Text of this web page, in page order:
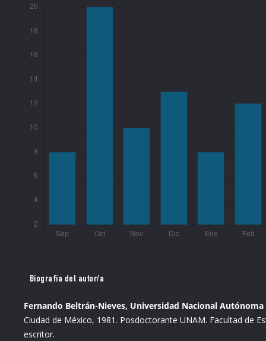
Biografía del autor/a
Fernando Beltrán-Nieves, Universidad Nacional
Ciudad de México, 1981. Posdoctorante UNAM. Facultad de
escritor.